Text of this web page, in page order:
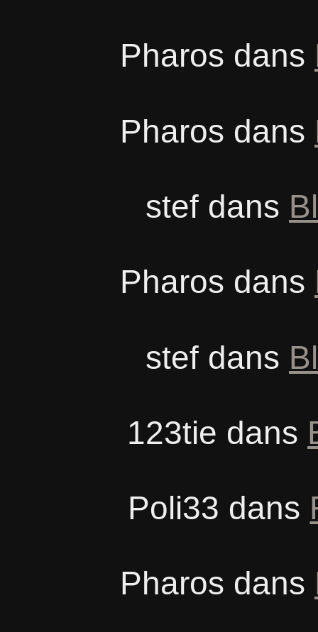
Pharos dans
Pharos dans
stefdans
Pharos dans
stefdans
123tie dans
Poli33 dans
Pharos dans